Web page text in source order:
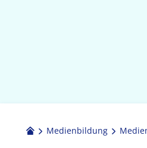
Medienbildung